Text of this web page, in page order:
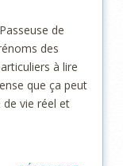
de
des
à lire
que ça peut
de vie réel et